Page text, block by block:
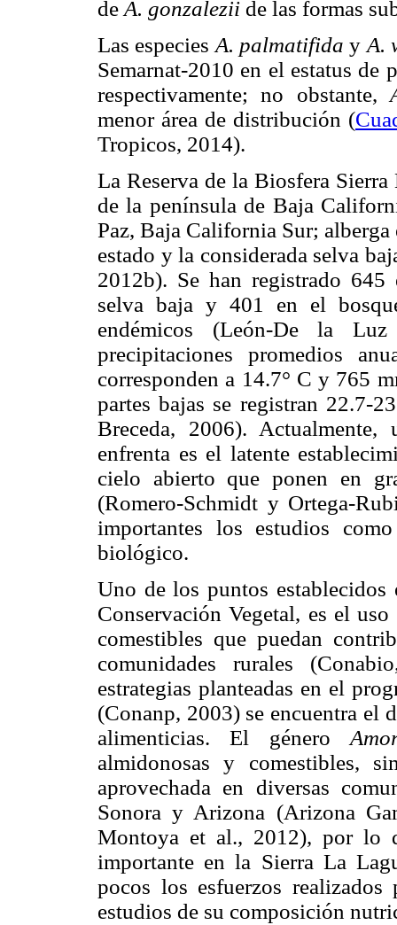
de A. gonzalezii de las formas
Las especies A. palmatifida y A.
Semarnat-2010 en el estatus
respectivamente; no obstante,
menor área de distribución (
Tropicos, 2014).
La Reserva de la Biosfera
de la península de Baja
Paz, Baja California Sur;
estado y la considerada selva
2012b). Se han registrado 645
selva baja y 401 en el
endémicos (León-De la
precipitaciones promedios
corresponden a 14.7° C y 765
partes bajas se registran 22.7-
Breceda, 2006). Actualmente,
enfrenta es el latente
cielo abierto que ponen en
(Romero-Schmidt y Ortega-
importantes los estudios
biológico.
Uno de los puntos establecidos
Conservación Vegetal, es el
comestibles que puedan
comunidades rurales
estrategias planteadas en el
(Conanp, 2003) se encuentra el
alimenticias. El género
almidonosas y comestibles,
aprovechada en diversas
Sonora y Arizona (Arizona
Montoya et al., 2012), por lo
importante en la Sierra La
pocos los esfuerzos
estudios de su composición